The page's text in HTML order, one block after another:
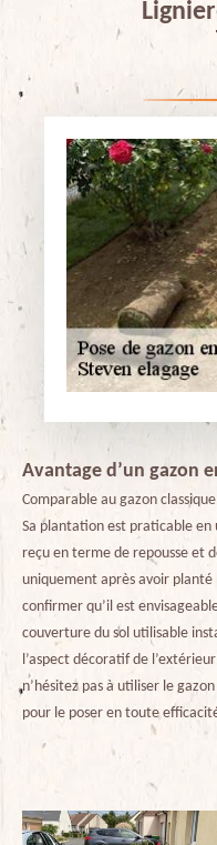
Avantage d’un gazon
Comparable au gazon
Sa plantation est praticable
reçu en terme de repousse et
uniquement après avoir
confirmer qu’il est
couverture du sol utilisable
l’aspect décoratif de
n’hésitez pas à utiliser le
pour le poser en toute